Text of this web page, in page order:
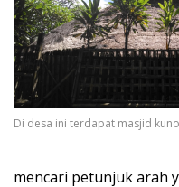
Di desa ini terdapat masjid
mencari petunjuk arah